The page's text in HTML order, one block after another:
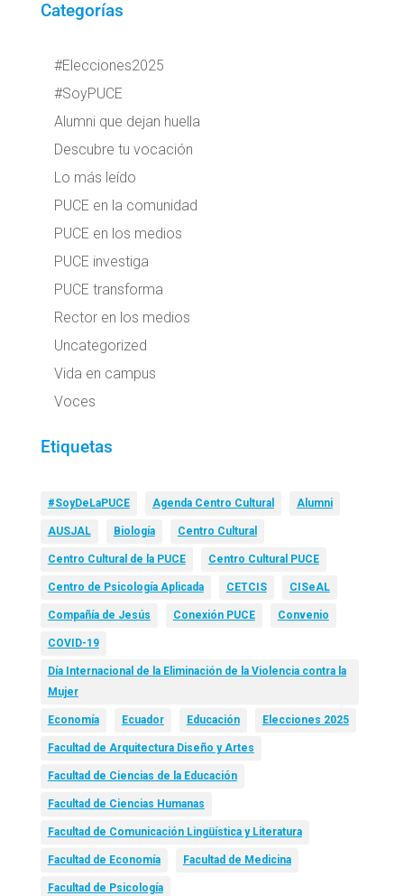
Categorías
#Elecciones2025
#SoyPUCE
Alumni que dejan huella
Descubre tu vocación
Lo más leído
PUCE en la comunidad
PUCE en los medios
PUCE investiga
PUCE transforma
Rector en los medios
Uncategorized
Vida en campus
Voces
Etiquetas
#SoyDeLaPUCE Agenda Centro Cultural Alumni
AUSJAL Biología Centro Cultural
Centro Cultural de la PUCE Centro Cultural PUCE
Centro de Psicología Aplicada CETCIS CISeAL
Compañía de Jesús Conexión PUCE Convenio
COVID-19
Día Internacional de la Eliminación de la Violencia contra la
Mujer
Economía Ecuador Educación Elecciones 2025
Facultad de Arquitectura Diseño y Artes
Facultad de Ciencias de la Educación
Facultad de Ciencias Humanas
Facultad de Comunicación Lingüística y Literatura
Facultad de Economía Facultad de Medicina
Facultad de Psicología